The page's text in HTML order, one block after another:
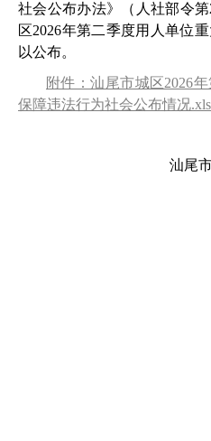
社会公布办法》（人社部令
区2026年第二季度用人单位
以公布。
附件：汕尾市城区2026
保障违法行为社会公布情况.xls
汕尾